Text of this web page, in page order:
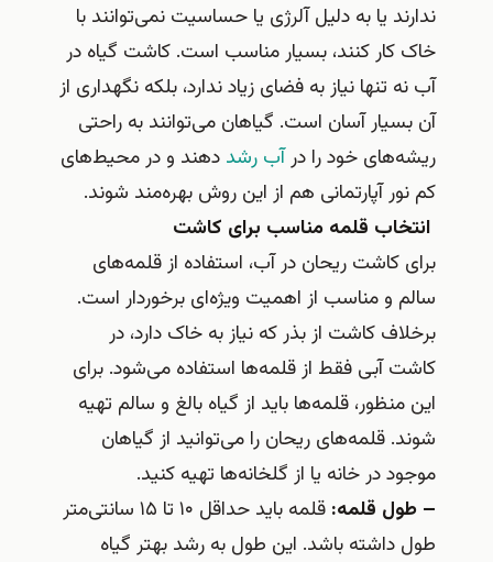
ندارند یا به دلیل آلرژی یا حساسیت نمی‌توانند با
خاک کار کنند، بسیار مناسب است. کاشت گیاه در
آب نه تنها نیاز به فضای زیاد ندارد، بلکه نگهداری از
آن بسیار آسان است. گیاهان می‌توانند به راحتی
ریشه‌های خود را درآب رشددهند و در محیط‌های
کم نور آپارتمانی هم از این روش بهره‌مند شوند.
انتخاب قلمه مناسب برای کاشت
برای کاشت ریحان در آب، استفاده از قلمه‌های
سالم و مناسب از اهمیت ویژه‌ای برخوردار است.
برخلاف کاشت از بذر که نیاز به خاک دارد، در
کاشت آبی فقط از قلمه‌ها استفاده می‌شود. برای
این منظور، قلمه‌ها باید از گیاه بالغ و سالم تهیه
شوند. قلمه‌های ریحان را می‌توانید از گیاهان
موجود در خانه یا از گلخانه‌ها تهیه کنید.
– طول قلمه:
قلمه باید حداقل ۱۰ تا ۱۵ سانتی‌متر
طول داشته باشد. این طول به رشد بهتر گیاه